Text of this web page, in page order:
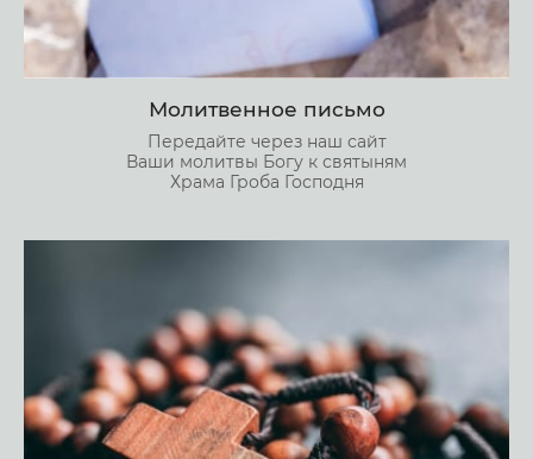
Молитвенное письмо
Передайте через наш сайт
Ваши молитвы Богу к святыням
Храма Гроба Господня